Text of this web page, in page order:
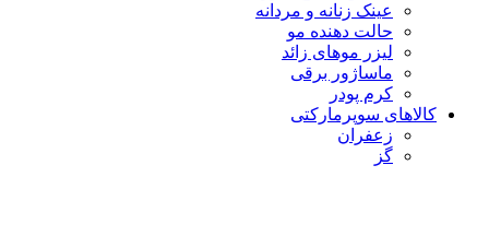
عینک زنانه و مردانه
حالت دهنده مو
لیزر موهای زائد
ماساژور برقی
کرم پودر
کالاهای سوپرمارکتی
زعفران
گز